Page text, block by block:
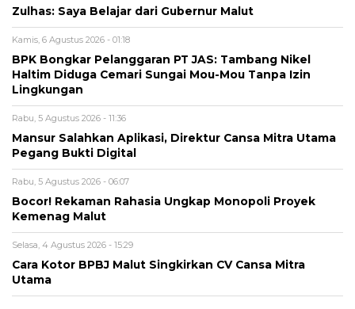
Zulhas: Saya Belajar dari Gubernur Malut
Kamis, 6 Agustus 2026 - 01:18
BPK Bongkar Pelanggaran PT JAS: Tambang Nikel
Haltim Diduga Cemari Sungai Mou-Mou Tanpa Izin
Lingkungan
Rabu, 5 Agustus 2026 - 11:36
Mansur Salahkan Aplikasi, Direktur Cansa Mitra Utama
Pegang Bukti Digital
Rabu, 5 Agustus 2026 - 06:07
Bocor! Rekaman Rahasia Ungkap Monopoli Proyek
Kemenag Malut
Selasa, 4 Agustus 2026 - 15:29
Cara Kotor BPBJ Malut Singkirkan CV Cansa Mitra
Utama